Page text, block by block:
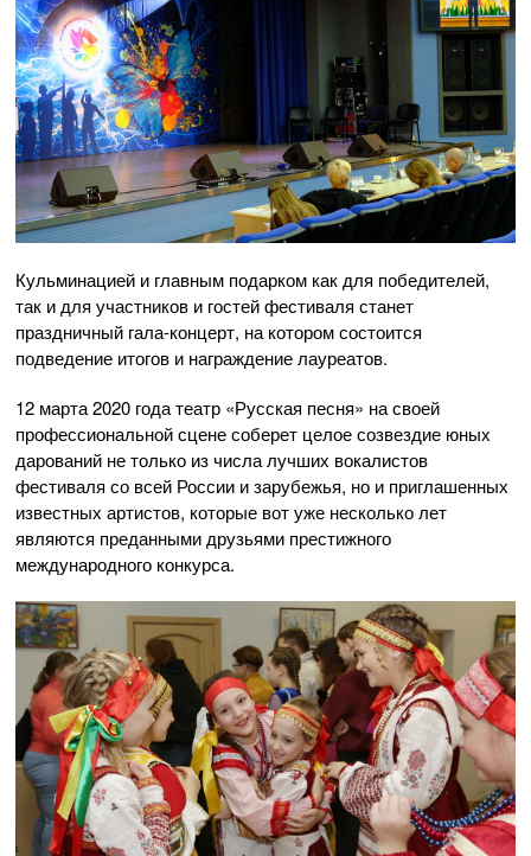
Кульминацией и главным подарком как для победителей,
так и для участников и гостей фестиваля станет
праздничный гала-концерт, на котором состоится
подведение итогов и награждение лауреатов.
12 марта 2020 года театр «Русская песня» на своей
профессиональной сцене соберет целое созвездие юных
дарований не только из числа лучших вокалистов
фестиваля со всей России и зарубежья, но и приглашенных
известных артистов, которые вот уже несколько лет
являются преданными друзьями престижного
международного конкурса.